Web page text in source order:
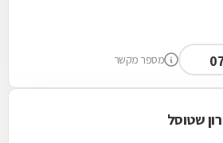
מספר מקשר
שטוסל